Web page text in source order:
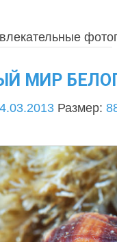
МИР
Размер: